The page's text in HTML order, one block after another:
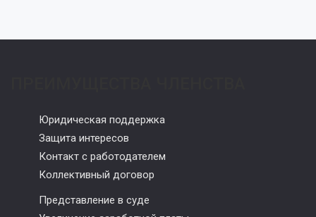
Юридическая поддержка
Защита интересов
Контакт с работодателем
Коллективный договор
Представление в суде